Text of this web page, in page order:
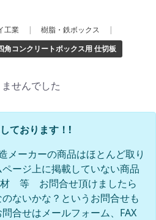
工業 | 樹脂・鉄ボックス
|
角コンクリートボックス用 仕切板
せんでした
ております！!
メーカーの商品はほとんど取り
ージ上に掲載していない商品
等 お問合せ頂けましたら
ないかな？というお問合せも
合せはメールフォーム、FAX